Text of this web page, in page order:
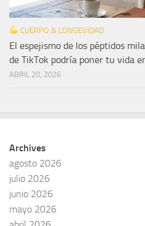
CUERPO & LONGEVIDAD
El espejismo de los péptidos
de TikTok podría poner tu vida
ABRIL 20, 2026
Archives
agosto 2026
julio 2026
junio 2026
mayo 2026